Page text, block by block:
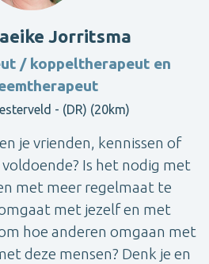
Jorritsma
/ koppeltherapeut en
- (DR) (20km)
je vrienden, kennissen of
Is het nodig met
met meer regelmaat te
met jezelf en met
hoe anderen omgaan met
deze mensen? Denk je en